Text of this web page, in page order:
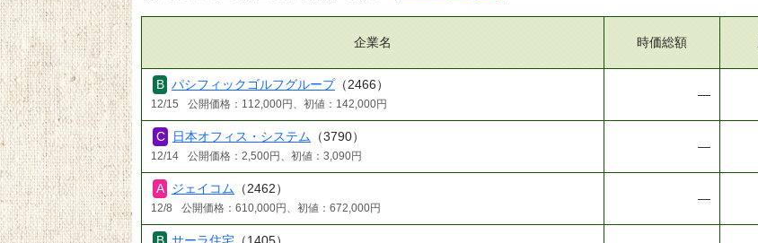
企業名 時価総額
パシフィックゴルフグループ（2466）
12/15 公開価格：112,000円、初値：142,000円
―
日本オフィス・システム （3790）
12/14 公開価格：2,500円、初値：3,090円
―
ジェイコム （2462）
12/8 公開価格：610,000円、初値：672,000円
―